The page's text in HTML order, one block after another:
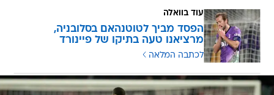
עוד בוואלה
הפסד מביך לטוטנהאם בסלובניה,
מרציאנו טעה בתיקו של פיינורד
לכתבה המלאה